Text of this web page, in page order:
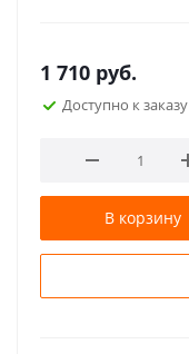
1 710 руб.
Доступно к заказу
В корзину